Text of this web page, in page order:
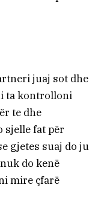
juaj sot dhe
ta kontrolloni
te dhe
sjelle fat për
gjetes suaj do ju
do kenë
mire çfarë